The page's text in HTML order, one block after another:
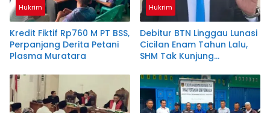
Hukrim
Kredit Fiktif Rp760 M PT BSS,
Perpanjang Derita Petani
Plasma Muratara
Hukrim
Debitur BTN Linggau Lunasi
Cicilan Enam Tahun Lalu,
SHM Tak Kunjung